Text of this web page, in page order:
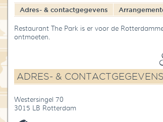
Adres- & contactgegevens
Restaurant The Park is er voor de
ontmoeten.
ADRES- & CONTACTGEGEVENS
Westersingel 70
3015 LB Rotterdam